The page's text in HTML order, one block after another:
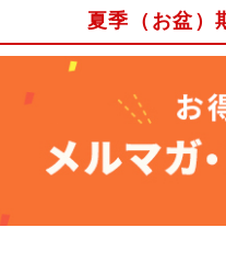
夏季（お盆）